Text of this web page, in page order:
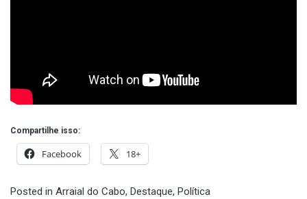
Compartilhe isso:
Facebook 18+
Posted in Arraial do Cabo, Destaque, Política